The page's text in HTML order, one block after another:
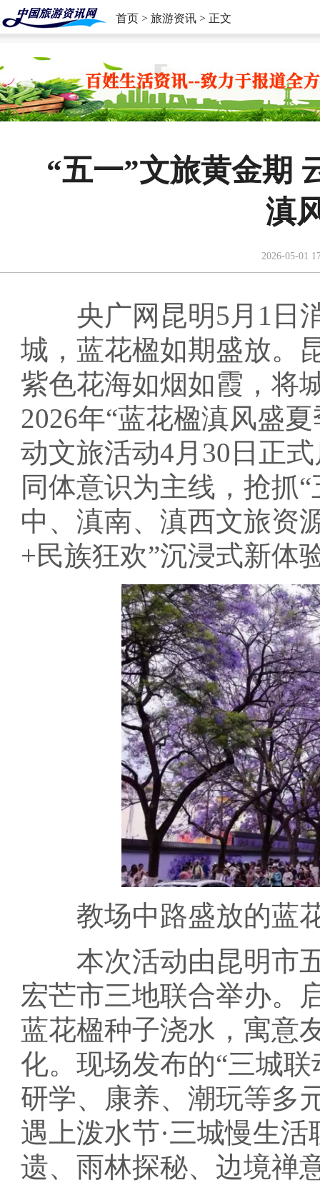
首页 > 旅游资讯 > 正文
“五一”文旅黄金期
滇
2026-05-01
央广网昆明5月1日消
城，蓝花楹如期盛放。
紫色花海如烟如霞，将
2026年“蓝花楹滇风盛
动文旅活动4月30日正
同体意识为主线，抢抓
中、滇南、滇西文旅资
+民族狂欢”沉浸式新体
教场中路盛放的蓝花
本次活动由昆明市五
宏芒市三地联合举办。
蓝花楹种子浇水，寓意
化。现场发布的“三城
研学、康养、潮玩等多
遇上泼水节·三城慢生
遗、雨林探秘、边境禅